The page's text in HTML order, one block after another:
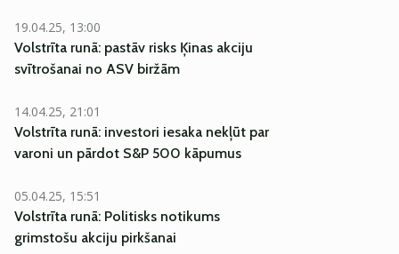
19.04.25, 13:00
Volstrīta runā: pastāv risks Ķinas akciju
svītrošanai no ASV biržām
14.04.25, 21:01
Volstrīta runā: investori iesaka nekļūt par
varoni un pārdot S&P 500 kāpumus
05.04.25, 15:51
Volstrīta runā: Politisks notikums
grimstošu akciju pirkšanai